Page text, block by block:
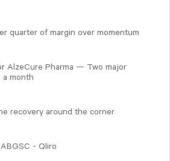
quarter of margin over momentum
AlzeCure Pharma — Two major
a month
recovery around the corner
- Qliro